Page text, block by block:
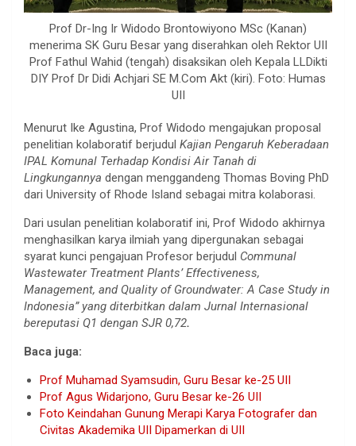
Prof Dr-Ing Ir Widodo Brontowiyono MSc (Kanan)
menerima SK Guru Besar yang diserahkan oleh Rektor UII
Prof Fathul Wahid (tengah) disaksikan oleh Kepala LLDikti
DIY Prof Dr Didi Achjari SE M.Com Akt (kiri). Foto: Humas
UII
Menurut Ike Agustina, Prof Widodo mengajukan proposal
penelitian kolaboratif berjudul Kajian Pengaruh Keberadaan
IPAL Komunal Terhadap Kondisi Air Tanah di
Lingkungannya dengan menggandeng Thomas Boving PhD
dari University of Rhode Island sebagai mitra kolaborasi.
Dari usulan penelitian kolaboratif ini, Prof Widodo akhirnya
menghasilkan karya ilmiah yang dipergunakan sebagai
syarat kunci pengajuan Profesor berjudul Communal
Wastewater Treatment Plants’ Effectiveness,
Management, and Quality of Groundwater: A Case Study in
Indonesia” yang diterbitkan dalam Jurnal Internasional
bereputasi Q1 dengan SJR 0,72.
Baca juga:
Prof Muhamad Syamsudin, Guru Besar ke-25 UII
Prof Agus Widarjono, Guru Besar ke-26 UII
Foto Keindahan Gunung Merapi Karya Fotografer dan
Civitas Akademika UII Dipamerkan di UII